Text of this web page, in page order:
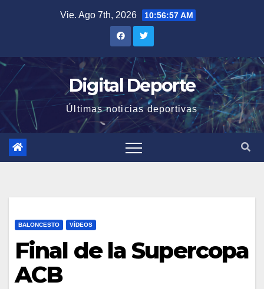
Vie. Ago 7th, 2026 10:56:58 AM
Digital Deporte
Últimas noticias deportivas
BALONCESTO VÍDEOS
Final de la Supercopa
ACB